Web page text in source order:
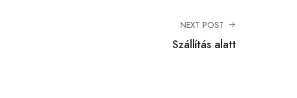
NEXT POST
Szállítás alatt